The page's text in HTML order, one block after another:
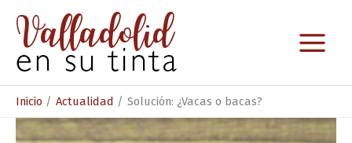
contenido
Inicio Actualidad Solución: ¿Vacas o bacas?